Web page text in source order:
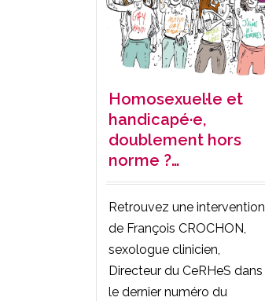
Homosexuel·le et
handicapé·e,
doublement hors
norme ?…
Retrouvez une intervention
de François CROCHON,
sexologue clinicien,
Directeur du CeRHeS dans
le dernier numéro du